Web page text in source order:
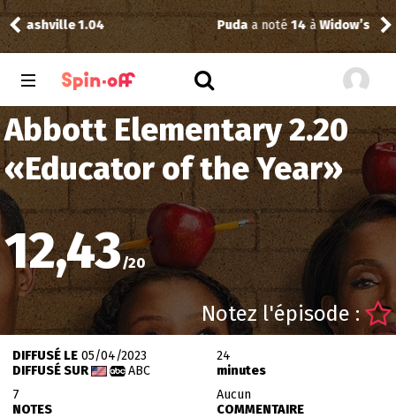
Pudaa noté14 Widow’s Bay 1.10
Abbott Elementary 2.20
«Educator of the Year»
12,43/20
Notez l'épisode :
DIFFUSÉ LE05/04/2023
DIFFUSÉ SUR
ABC
24
minutes
7
NOTES
Aucun
COMMENTAIRE